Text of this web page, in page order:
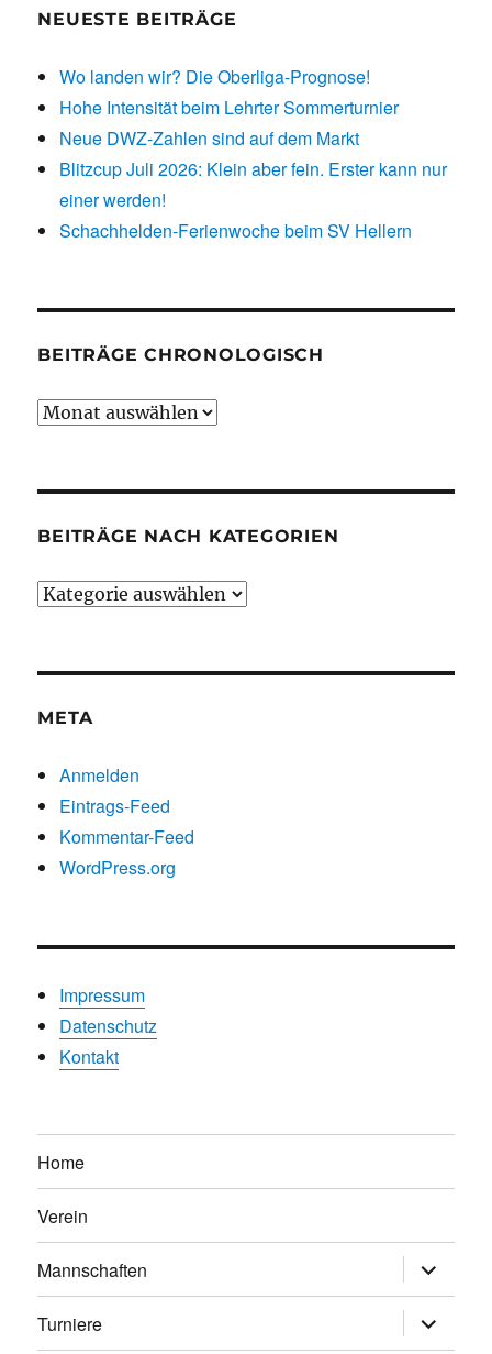
NEUESTE BEITRÄGE
Wo landen wir? Die Oberliga-Prognose!
Hohe Intensität beim Lehrter Sommerturnier
Neue DWZ-Zahlen sind auf dem Markt
Blitzcup Juli 2026: Klein aber fein. Erster kann nur
einer werden!
Schachhelden-Ferienwoche beim SV Hellern
BEITRÄGE CHRONOLOGISCH
Beiträge
BEITRÄGE NACH KATEGORIEN
Beiträge
META
Anmelden
Eintrags-Feed
Kommentar-Feed
WordPress.org
Impressum
Datenschutz
Kontakt
Home
Verein
Mannschaften
anzeigen
Turniere
anzeigen